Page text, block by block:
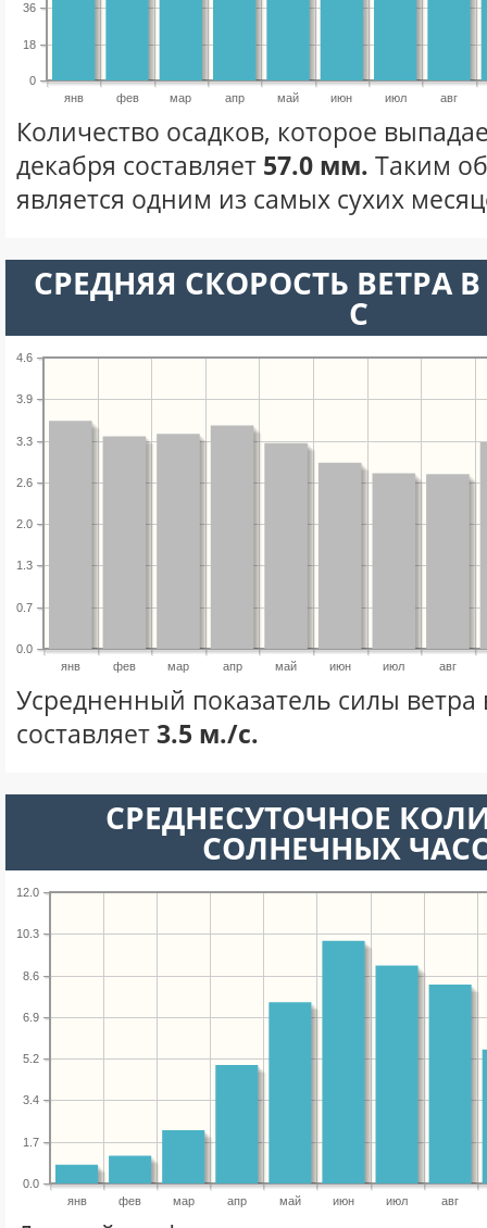
янв фев мар апр май июн июл авг
0
18
36
Количество осадков, которое
декабря составляет 57.0 мм. Таким
является одним из самых сухих
СРЕДНЯЯ СКОРОСТЬ ВЕТРА
С
янв фев мар апр май июн июл авг
0.0
0.7
1.3
2.0
2.6
3.3
3.9
4.6
Усредненный показатель силы ветра
составляет3.5 м./с.
СРЕДНЕСУТОЧНОЕ
СОЛНЕЧНЫХ
янв фев мар апр май июн июл авг
0.0
1.7
3.4
5.2
6.9
8.6
10.3
12.0